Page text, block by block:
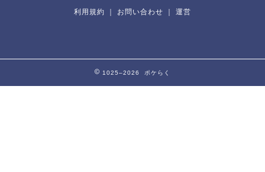
利用規約 ｜ お問い合わせ ｜ 運営
1025–2026 ポケらく